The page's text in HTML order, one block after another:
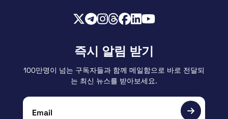
즉시 알림 받기
100만명이 넘는 구독자들과 함께 메일함으로 바로 전달되
는 최신 뉴스를 받아보세요.